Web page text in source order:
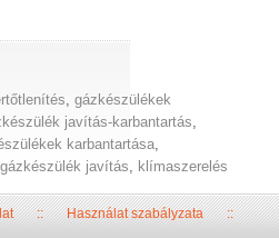
,gázkészülékek
javítás-karbantartás
karbantartása
,gázkészülék javítás klímaszerelés
::Használat szabályzata::